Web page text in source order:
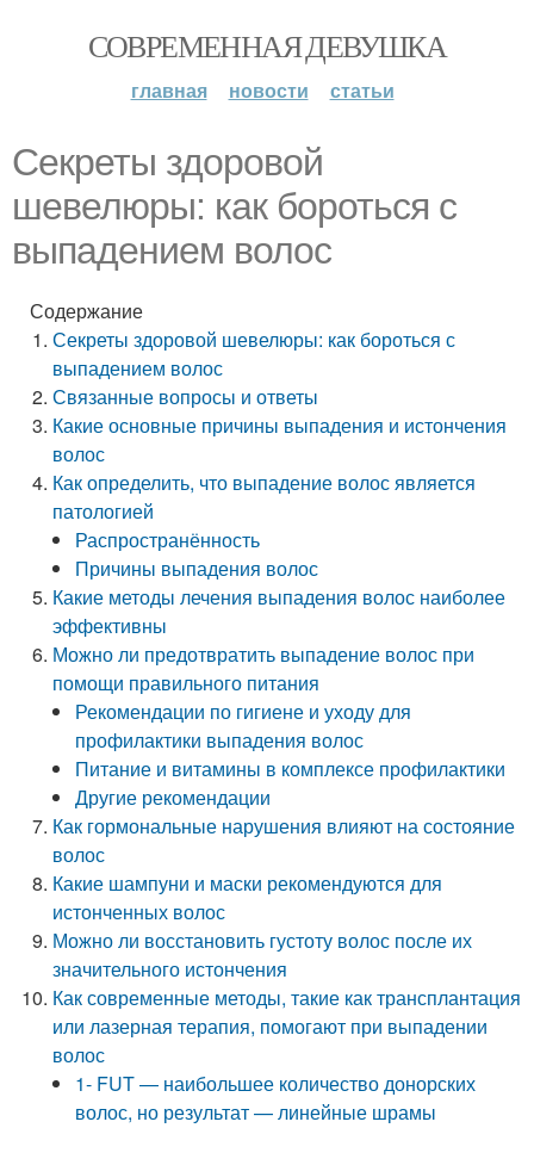
СОВРЕМЕННАЯ ДЕВУШКА
главная новости статьи
Секреты здоровой
шевелюры: как бороться с
выпадением волос
Содержание
Секреты здоровой шевелюры: как бороться с
выпадением волос
Связанные вопросы и ответы
Какие основные причины выпадения и истончения
волос
Как определить, что выпадение волос является
патологией
Распространённость
Причины выпадения волос
Какие методы лечения выпадения волос наиболее
эффективны
Можно ли предотвратить выпадение волос при
помощи правильного питания
Рекомендации по гигиене и уходу для
профилактики выпадения волос
Питание и витамины в комплексе профилактики
Другие рекомендации
Как гормональные нарушения влияют на состояние
волос
Какие шампуни и маски рекомендуются для
истонченных волос
Можно ли восстановить густоту волос после их
значительного истончения
Как современные методы, такие как трансплантация
или лазерная терапия, помогают при выпадении
волос
1- FUT — наибольшее количество донорских
волос, но результат — линейные шрамы